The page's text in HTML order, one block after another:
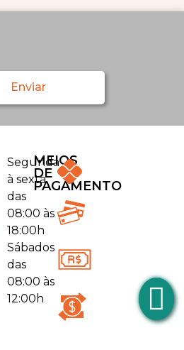
Enviar
Segunda
à sexta
das
08:00 às
18:00h
Sábados
das
08:00 às
12:00h
MEIOS
DE
PAGAMENTO